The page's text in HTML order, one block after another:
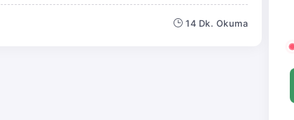
14 Dk. Okuma